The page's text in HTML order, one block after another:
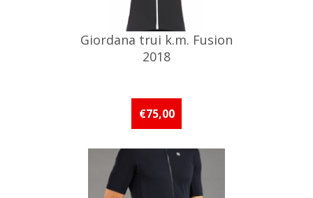
Giordana trui k.m. Fusion
2018
€75,00